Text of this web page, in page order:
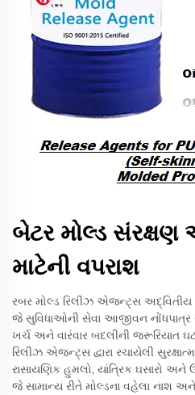
બેટર મોલ્ડ
માટેની વપરાશ
રબર મોલ્ડ રિલીઝ એજન્ટ્સ અદ્વિતીય
જે સુવિધાઓની સેવા આજીવન નોંધપાત્ર
ખર્ચ અને વારંવાર બદલીની જરૂરિયાત
રિલીઝ એજન્ટ્સ દ્વારા રચાયેલી
રાસાયણિક હુમલો, યાંત્રિક ઘસારો અને
જે સામાન્ય રીતે મોલ્ડના વહેલા નાશ